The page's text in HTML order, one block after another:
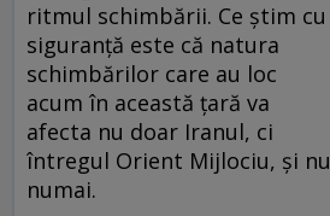
ritmul schimbării. Ce ştim cu
siguranţă este că natura
schimbărilor care au loc
acum în această ţară va
afecta nu doar Iranul, ci
întregul Orient Mijlociu, şi nu
numai.